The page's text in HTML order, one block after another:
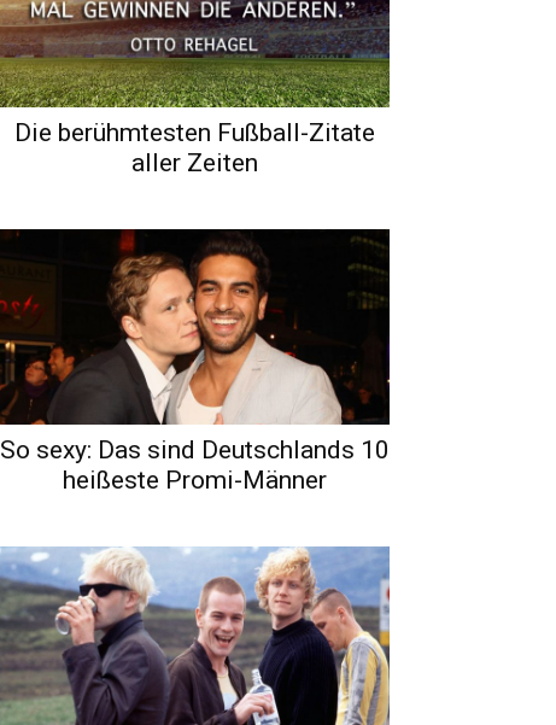
Die berühmtesten Fußball-Zitate
aller Zeiten
So sexy: Das sind Deutschlands 10
heißeste Promi-Männer